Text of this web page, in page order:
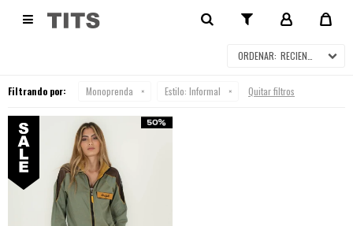
 MONOPRENDA EN SALE
RECIENTES
Filtrando por: Monoprenda Estilo: Informal Quitar filtros